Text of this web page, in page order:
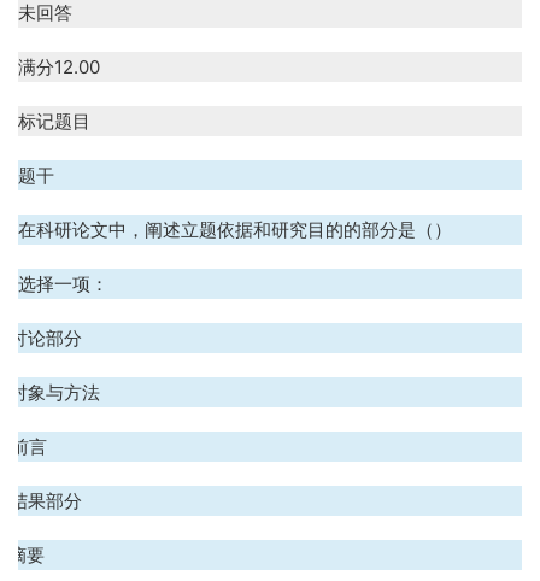
未回答
满分12.00
标记题目
题干
在科研论文中，阐述立题依据和研究目的的部分是（）
选择一项：
讨论部分
对象与方法
前言
结果部分
摘要